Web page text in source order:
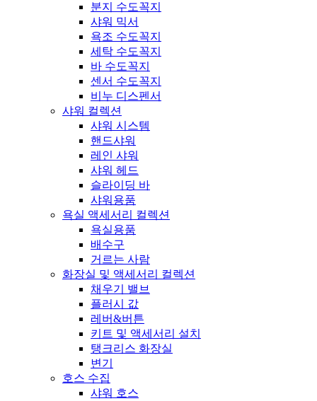
분지 수도꼭지
샤워 믹서
욕조 수도꼭지
세탁 수도꼭지
바 수도꼭지
센서 수도꼭지
비누 디스펜서
샤워 컬렉션
샤워 시스템
핸드샤워
레인 샤워
샤워 헤드
슬라이딩 바
샤워용품
욕실 액세서리 컬렉션
욕실용품
배수구
거르는 사람
화장실 및 액세서리 컬렉션
채우기 밸브
플러시 값
레버&버튼
키트 및 액세서리 설치
탱크리스 화장실
변기
호스 수집
샤워 호스